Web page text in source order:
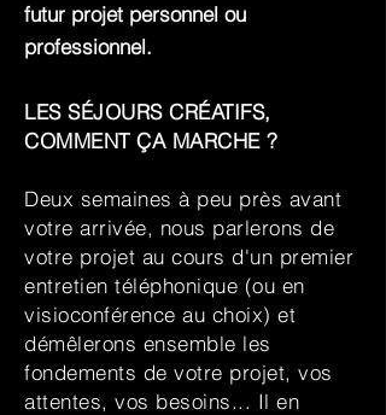
futur projet personnel ou
professionnel.
LES SÉJOURS CRÉATIFS,
COMMENT ÇA MARCHE ?
Deux semaines à peu près avant
votre arrivée, nous parlerons de
votre projet au cours d'un premier
entretien téléphonique (ou en
visioconférence au choix) et
démêlerons ensemble les
fondements de votre projet, vos
attentes, vos besoins... Il en